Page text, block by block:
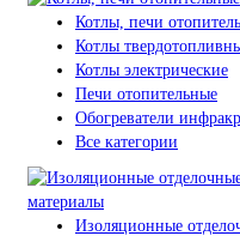
Котлы, печи
Котлы
Котлы электрические
Печи отопительные
Обогреватели
Все категории
Изоляционные